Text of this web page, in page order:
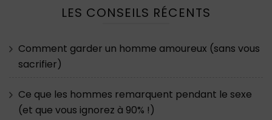
LES CONSEILS RÉCENTS
Comment garder un homme amoureux (sans vous
sacrifier)
Ce que les hommes remarquent pendant le sexe
(et que vous ignorez à 90% !)